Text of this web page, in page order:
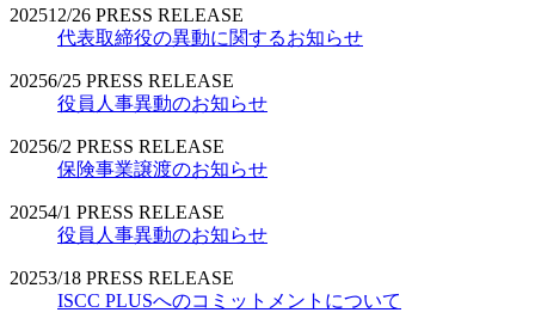
202512/26 PRESS RELEASE
代表取締役の異動に関するお知らせ
20256/25 PRESS RELEASE
役員人事異動のお知らせ
20256/2 PRESS RELEASE
保険事業譲渡のお知らせ
20254/1 PRESS RELEASE
役員人事異動のお知らせ
20253/18 PRESS RELEASE
ISCC PLUSへのコミットメントについて